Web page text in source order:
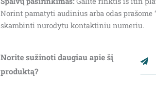
Norint pamatyti audinius arba odas prašome
skambinti nurodytu kontaktiniu numeriu.
Norite sužinoti daugiau apie šį
produktą?